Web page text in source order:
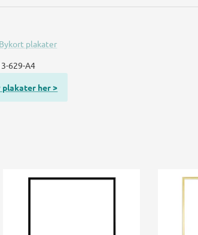
Bykort plakater
629-A4
plakater her >